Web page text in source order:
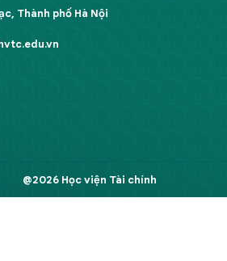
Thành phố Hà Nội
@2026 Học viện Tài chính